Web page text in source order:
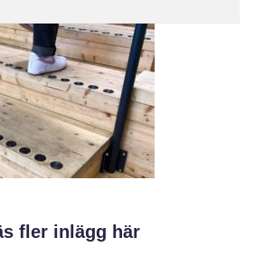
fler inlägg här